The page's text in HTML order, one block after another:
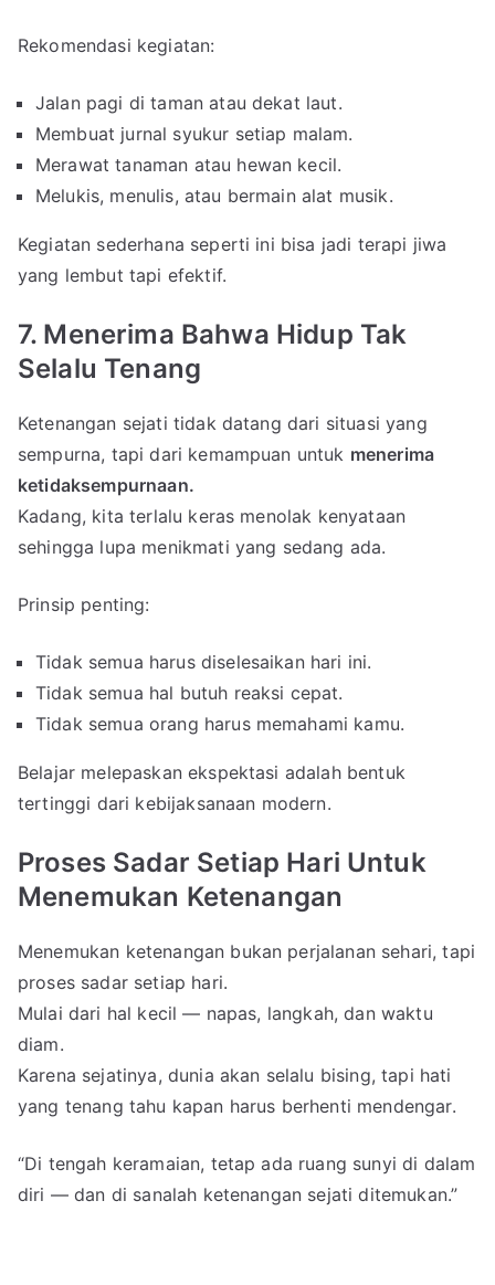
Rekomendasi kegiatan:
Jalan pagi di taman atau dekat laut.
Membuat jurnal syukur setiap malam.
Merawat tanaman atau hewan kecil.
Melukis, menulis, atau bermain alat musik.
Kegiatan sederhana seperti ini bisa jadi terapi jiwa
yang lembut tapi efektif.
7. Menerima Bahwa Hidup Tak
Selalu Tenang
Ketenangan sejati tidak datang dari situasi yang
sempurna, tapi dari kemampuan untuk menerima
ketidaksempurnaan.
Kadang, kita terlalu keras menolak kenyataan
sehingga lupa menikmati yang sedang ada.
Prinsip penting:
Tidak semua harus diselesaikan hari ini.
Tidak semua hal butuh reaksi cepat.
Tidak semua orang harus memahami kamu.
Belajar melepaskan ekspektasi adalah bentuk
tertinggi dari kebijaksanaan modern.
Proses Sadar Setiap Hari Untuk
Menemukan Ketenangan
Menemukan ketenangan bukan perjalanan sehari, tapi
proses sadar setiap hari.
Mulai dari hal kecil — napas, langkah, dan waktu
diam.
Karena sejatinya, dunia akan selalu bising, tapi hati
yang tenang tahu kapan harus berhenti mendengar.
“Di tengah keramaian, tetap ada ruang sunyi di dalam
diri — dan di sanalah ketenangan sejati ditemukan.”